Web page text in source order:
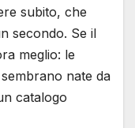
subito, che
secondo. Se il
meglio: le
nate da
catalogo